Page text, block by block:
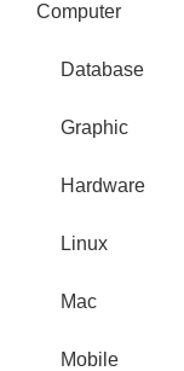
Computer
Database
Graphic
Hardware
Linux
Mac
Mobile